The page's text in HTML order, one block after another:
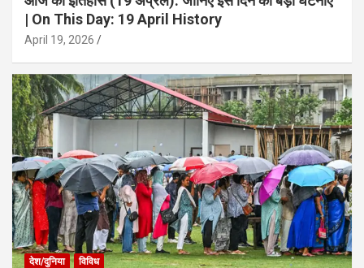
| On This Day: 19 April History
April 19, 2026
देश/दुनिया विविध